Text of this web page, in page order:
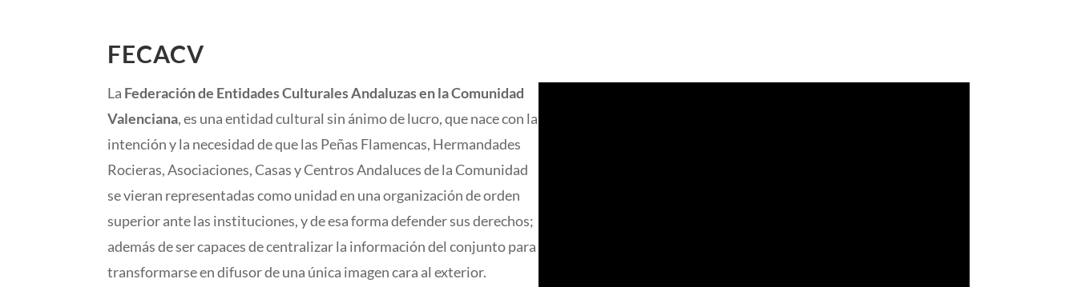
FECACV
La Federación de Entidades Culturales Andaluzas en la Comunidad
Valenciana, es una entidad cultural sin ánimo de lucro, que nace con la
intención y la necesidad de que las Peñas Flamencas, Hermandades
Rocieras, Asociaciones, Casas y Centros Andaluces de la Comunidad
se vieran representadas como unidad en una organización de orden
superior ante las instituciones, y de esa forma defender sus derechos;
además de ser capaces de centralizar la información del conjunto para
transformarse en difusor de una única imagen cara al exterior.